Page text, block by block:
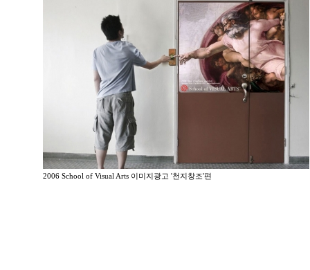
2006 School of Visual Arts 이미지광고 '천지창조'편